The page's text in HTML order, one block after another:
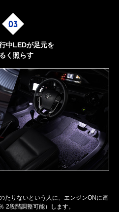
中LEDが足元を
く照らす
たりないという人に、エンジンONに連
段階調整可能）します。